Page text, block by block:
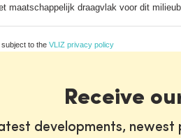
maatschappelijk draagvlak voor dit
to the VLIZ privacy policy
Receive
developments, newest